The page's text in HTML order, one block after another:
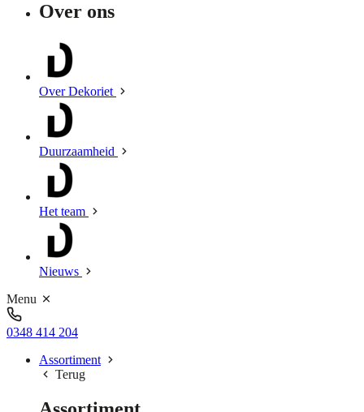
Over ons
Over Dekoriet
Duurzaamheid
Het team
Nieuws
Menu
0348 414 204
Assortiment
Terug